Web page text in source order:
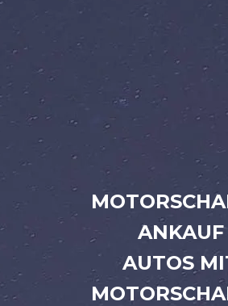
ANKAUF
AUTOS